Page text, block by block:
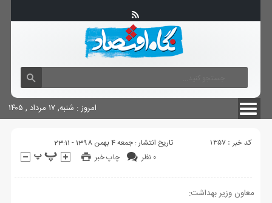
آگهی های دولتی چاپ
امروز : شنبه, ۱۷ مرداد , ۱۴۰۵
کد خبر : 1357
تاریخ انتشار : جمعه 4 بهمن 1398 - 23:11
چاپ خبر
۰ نظر
معاون وزیر بهداشت: